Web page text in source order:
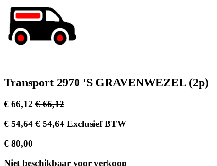
Transport 2970 'S GRAVENWEZEL (2p)
€ 66,12 €66,12
€ 54,64 €54,64 Exclusief BTW
€ 80,00
Niet beschikbaar voor verkoop